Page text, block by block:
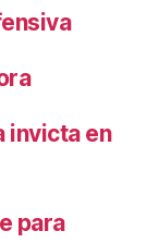
invicta en
para